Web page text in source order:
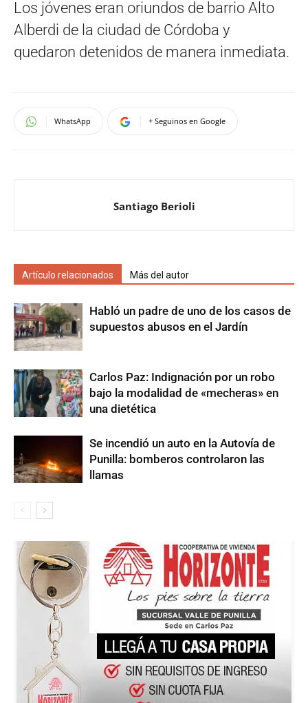
Los jóvenes eran oriundos de barrio Alto
Alberdi de la ciudad de Córdoba y
quedaron detenidos de manera inmediata.
WhatsApp + Seguinos en Google
Santiago Berioli
Artículo relacionados Más del autor
Habló un padre de uno de los casos de
supuestos abusos en el Jardín
Carlos Paz: Indignación por un robo
bajo la modalidad de «mecheras» en
una dietética
Se incendió un auto en la Autovía de
Punilla: bomberos controlaron las
llamas